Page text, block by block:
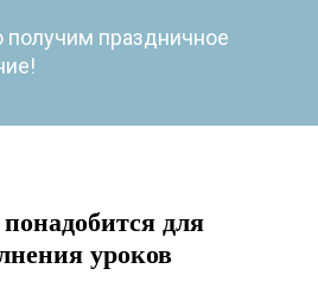
получим праздничное
для
уроков